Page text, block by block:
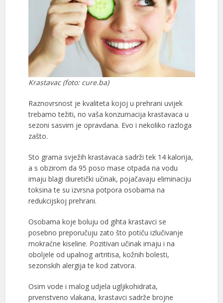
Krastavac (foto: cure.ba)
Raznovrsnost je kvaliteta kojoj u prehrani uvijek
trebamo težiti, no vaša konzumacija krastavaca u
sezoni sasvim je opravdana. Evo i nekoliko razloga
zašto.
Sto grama svježih krastavaca sadrži tek 14 kalorija,
a s obzirom da 95 poso mase otpada na vodu
imaju blagi diuretički učinak, pojačavaju eliminaciju
toksina te su izvrsna potpora osobama na
redukcijskoj prehrani.
Osobama koje boluju od gihta krastavci se
posebno preporučuju zato što potiču izlučivanje
mokraćne kiseline. Pozitivan učinak imaju i na
oboljele od upalnog artritisa, kožnih bolesti,
sezonskih alergija te kod zatvora.
Osim vode i malog udjela ugljikohidrata,
prvenstveno vlakana, krastavci sadrže brojne